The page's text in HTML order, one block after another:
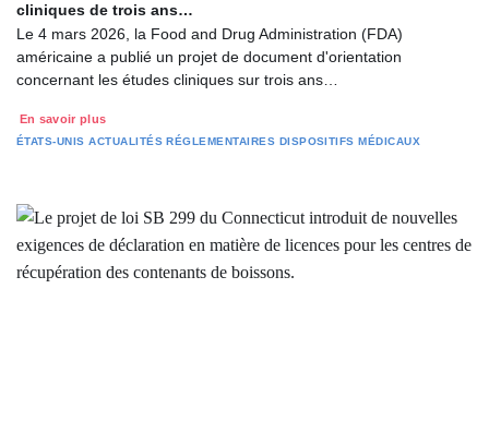
cliniques de trois ans…
Le 4 mars 2026, la Food and Drug Administration (FDA)
américaine a publié un projet de document d'orientation
concernant les études cliniques sur trois ans…
En savoir plus
ÉTATS-UNIS ACTUALITÉS RÉGLEMENTAIRES DISPOSITIFS MÉDICAUX